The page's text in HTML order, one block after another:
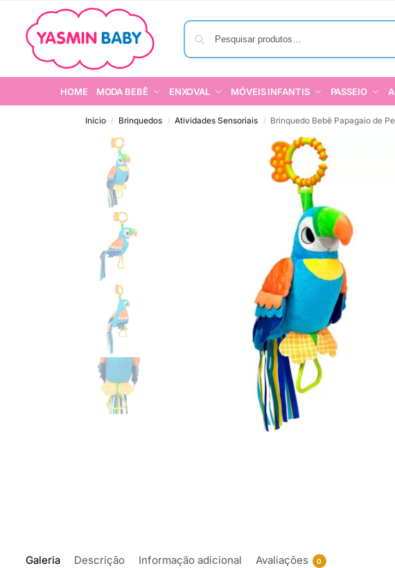
HOME MODA BEBÊ ENXOVAL MÓVEIS INFANTIS PASSEIO
Início / Brinquedos / Atividades Sensoriais / Brinquedo Bebê Papagaio de
Galeria Descrição Informação adicional Avaliações 0